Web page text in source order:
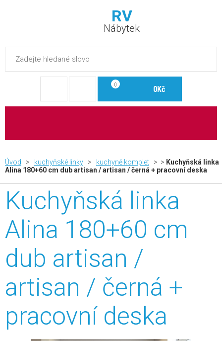
RV
Nábytek
0 0Kč
Úvod > kuchyňské linky > kuchyně komplet > > Kuchyňská linka
Alina 180+60 cm dub artisan / artisan / černá + pracovní deska
Kuchyňská linka
Alina 180+60 cm
dub artisan /
artisan / černá +
pracovní deska